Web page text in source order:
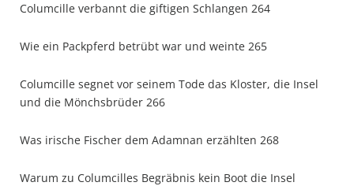
Columcille verbannt die giftigen Schlangen 264
Wie ein Packpferd betrübt war und weinte 265
Columcille segnet vor seinem Tode das Kloster, die Insel
und die Mönchsbrüder 266
Was irische Fischer dem Adamnan erzählten 268
Warum zu Columcilles Begräbnis kein Boot die Insel